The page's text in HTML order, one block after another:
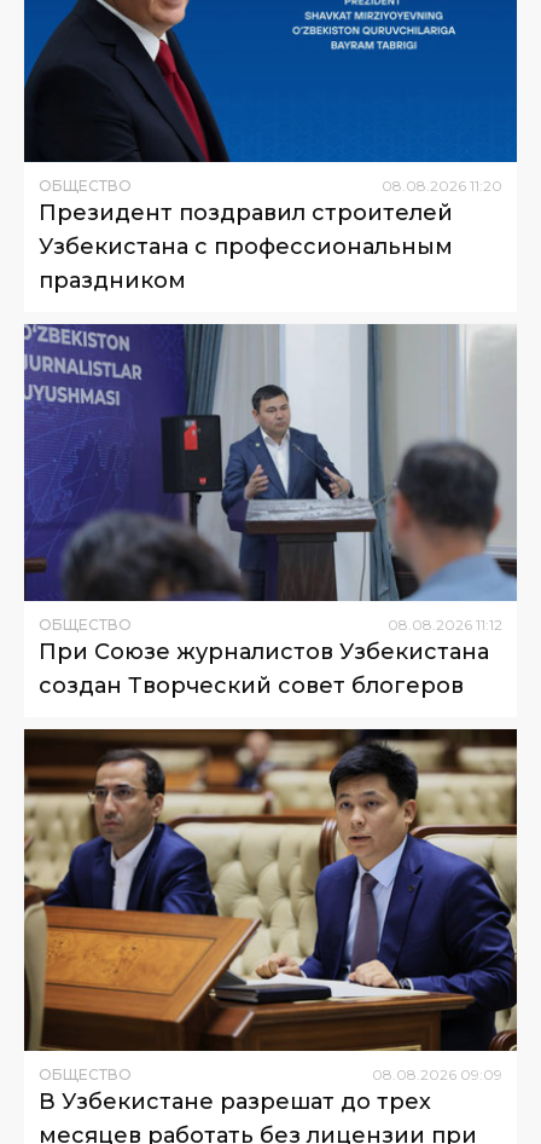
ОБЩЕСТВО 08 08 2026 11:20
Президент поздравил строителей
Узбекистана с профессиональным
праздником
ОБЩЕСТВО 08.08.2026 11:12
При Союзе журналистов Узбекистана
создан Творческий совет блогеров
ОБЩЕСТВО 08 08 2026 09:09
В Узбекистане разрешат до трех
месяцев работать без лицензии при